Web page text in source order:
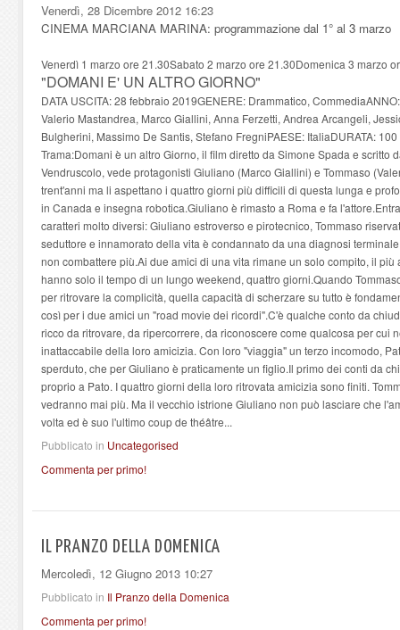
Venerdì, 28 Dicembre 2012 16:23
CINEMA MARCIANA MARINA: programmazione dal 1° al 3 marzo
Venerdì 1 marzo ore 21.30Sabato 2 marzo ore 21.30Domenica 3 marzo
"DOMANI E' UN ALTRO GIORNO"
DATA USCITA: 28 febbraio 2019GENERE: Drammatico,
Valerio Mastandrea, Marco Giallini, Anna Ferzetti, Andrea Arcangeli,
Bulgherini, Massimo De Santis, Stefano FregniPAESE: ItaliaDURATA:
Trama:Domani è un altro Giorno, il film diretto da Simone Spada e scritto
Vendruscolo, vede protagonisti Giuliano (Marco Giallini) e Tommaso
trent'anni ma li aspettano i quattro giorni più difficili di questa lunga e
in Canada e insegna robotica.Giuliano è rimasto a Roma e fa
caratteri molto diversi: Giuliano estroverso e pirotecnico, Tommaso
seduttore e innamorato della vita è condannato da una diagnosi
non combattere più.Ai due amici di una vita rimane un solo compito, il
hanno solo il tempo di un lungo weekend, quattro giorni.Quando
per ritrovare la complicità, quella capacità di scherzare su tutto è
così per i due amici un "road movie dei ricordi".C'è qualche conto da
ricco da ritrovare, da ripercorrere, da riconoscere come qualcosa per cui
inattaccabile della loro amicizia. Con loro "viaggia" un terzo incomodo,
sperduto, che per Giuliano è praticamente un figlio.Il primo dei conti da
proprio a Pato. I quattro giorni della loro ritrovata amicizia sono finiti.
vedranno mai più. Ma il vecchio istrione Giuliano non può lasciare che
volta ed è suo l'ultimo coup de théâtre...
Pubblicato in Uncategorised
Commenta per primo!
IL PRANZO DELLA DOMENICA
Mercoledì, 12 Giugno 2013 10:27
Pubblicato in Il Pranzo della Domenica
Commenta per primo!